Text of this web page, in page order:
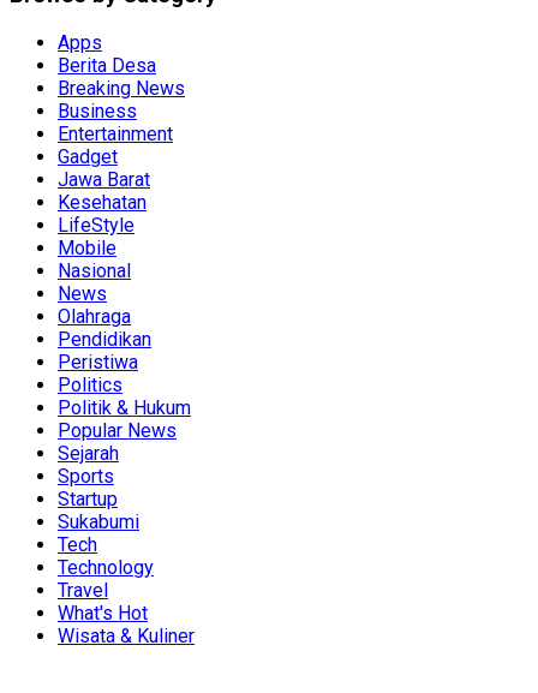
Apps
Berita Desa
Breaking News
Business
Entertainment
Gadget
Jawa Barat
Kesehatan
LifeStyle
Mobile
Nasional
News
Olahraga
Pendidikan
Peristiwa
Politics
Politik & Hukum
Popular News
Sejarah
Sports
Startup
Sukabumi
Tech
Technology
Travel
What's Hot
Wisata & Kuliner